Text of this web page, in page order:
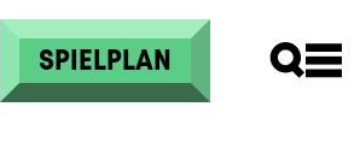
SPIELPLAN